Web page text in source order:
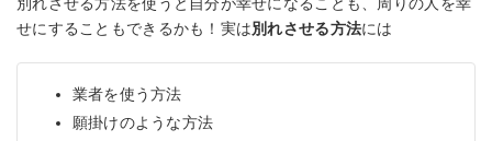
せにすることもできるかも！実は別れさせる方法には
業者を使う方法
願掛けのような方法